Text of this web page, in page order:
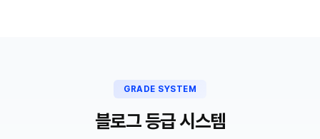
GRADE SYSTEM
블로그 등급 시스템